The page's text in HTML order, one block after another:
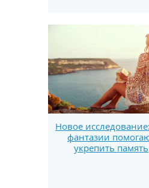
Новое
фантазии
укрепить память